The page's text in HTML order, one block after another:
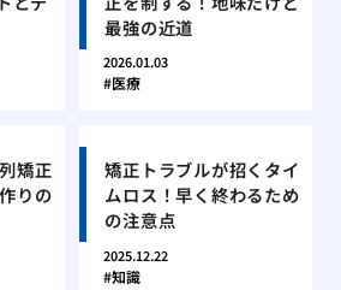
最強の近道
2026.01.03
医療
矯正
りの
矯正トラブルが招くタイ
ムロス！早く終わるため
の注意点
2025.12.22
知識